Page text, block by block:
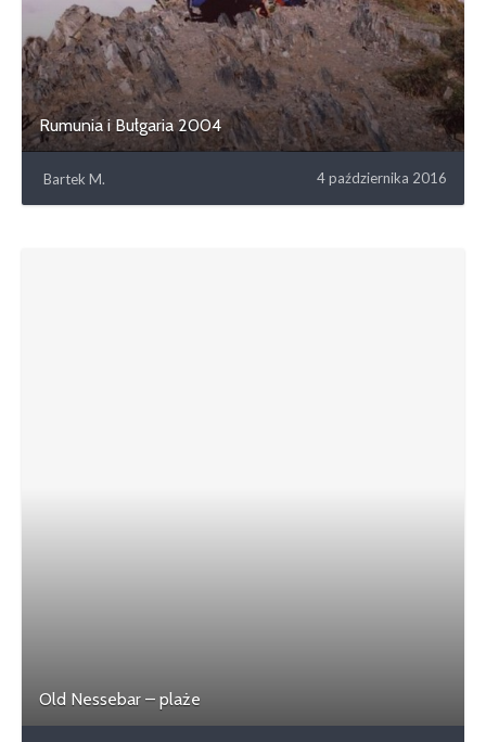
Rumunia i Bułgaria 2004
Bartek M. 4 października 2016
Old Nessebar – plaże